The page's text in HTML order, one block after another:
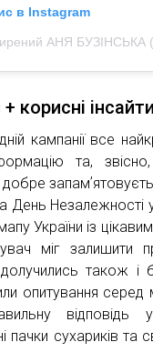
в Instagram
АНЯ БУЗІНСЬКА
корисні
кампанії все
та,
День
України із
міг залишити
долучились також
опитування
відповідь
пачки сухариків та